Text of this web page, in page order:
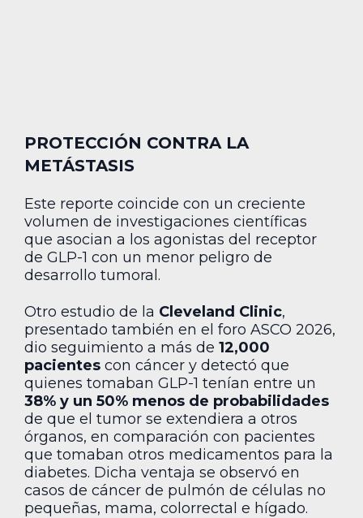
PROTECCIÓN CONTRA LA
METÁSTASIS
Este reporte coincide con un creciente
volumen de investigaciones científicas
que asocian a los agonistas del receptor
de GLP-1 con un menor peligro de
desarrollo tumoral.
Otro estudio de la Cleveland Clinic,
presentado también en el foro ASCO 2026,
dio seguimiento a más de 12,000
pacientes con cáncer y detectó que
quienes tomaban GLP-1 tenían entre un
38% y un 50% menos de probabilidades
de que el tumor se extendiera a otros
órganos, en comparación con pacientes
que tomaban otros medicamentos para la
diabetes. Dicha ventaja se observó en
casos de cáncer de pulmón de células no
pequeñas, mama, colorrectal e hígado.